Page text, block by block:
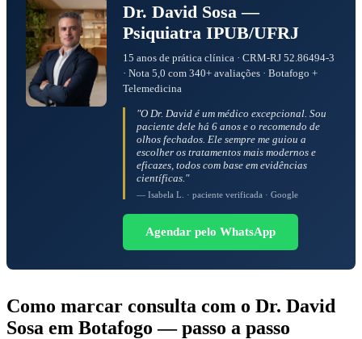
Dr. David Sosa —
Psiquiatra IPUB/UFRJ
15 anos de prática clínica · CRM-RJ 52.86494-3
· Nota 5,0 com 340+ avaliações · Botafogo +
Telemedicina
"O Dr. David é um médico excepcional. Sou
paciente dele há 6 anos e o recomendo de
olhos fechados. Ele sempre me guiou a
escolher os tratamentos mais modernos e
eficazes, todos com base em evidências
científicas."
— Isabela L. · paciente verificada · Google
Agendar pelo WhatsApp
Como marcar consulta com o Dr. David
Sosa em Botafogo — passo a passo